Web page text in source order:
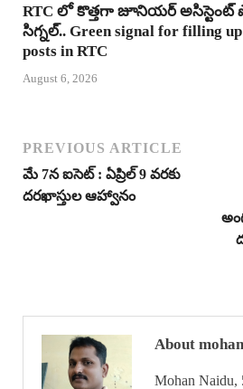
RTC లో కొత్తగా జూనియర్ అసిస్టెంట్
సిగ్నల్.. Green signal for filling
posts in RTC
August 6, 2026
PREVIOUS ARTICLE
మే 7న ఐసెట్ : ఏప్రిల్ 9 వరకు
దరఖాస్తుల ఆహ్వానం
About mohan
Mohan Naidu,